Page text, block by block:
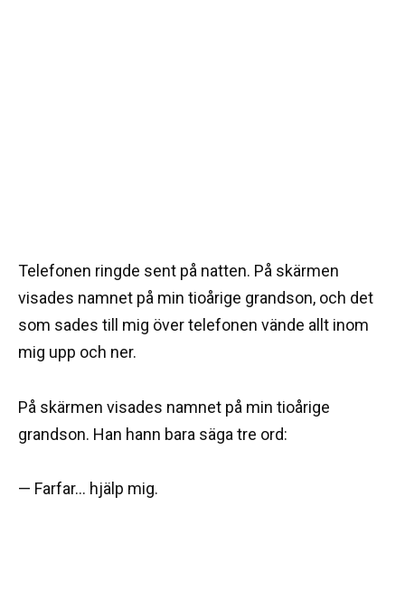
Telefonen ringde sent på natten. På skärmen
visades namnet på min tioårige grandson, och det
som sades till mig över telefonen vände allt inom
mig upp och ner.
På skärmen visades namnet på min tioårige
grandson. Han hann bara säga tre ord:
— Farfar… hjälp mig.